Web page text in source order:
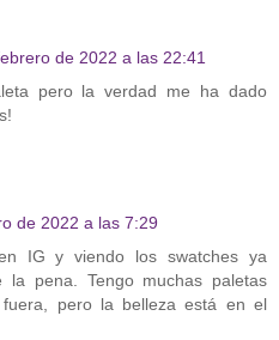
de 2022 a las 22:41
pero la verdad me ha dado
de 2022 a las 7:29
IG y viendo los swatches ya
la pena. Tengo muchas paletas
pero la belleza está en el